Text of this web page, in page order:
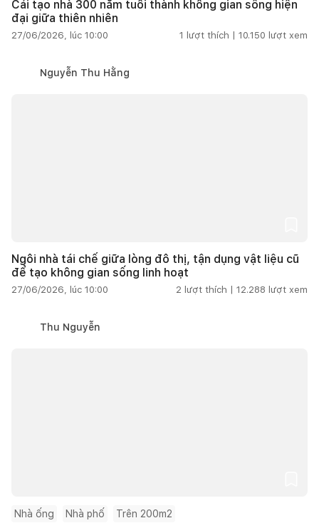
Cải tạo nhà 300 năm tuổi thành không gian sống hiện
đại giữa thiên nhiên
27/06/2026, lúc 10:00 1 lượt thích | 10.150 lượt xem
Nguyễn Thu Hằng
Ngôi nhà tái chế giữa lòng đô thị, tận dụng vật liệu cũ
để tạo không gian sống linh hoạt
27/06/2026, lúc 10:00 2 lượt thích | 12.288 lượt xem
Thu Nguyễn
Nhà ống Nhà phố Trên 200m2